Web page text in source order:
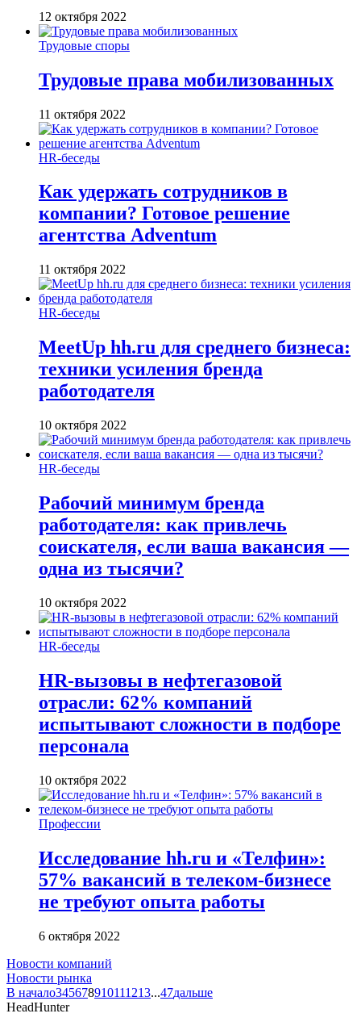
12 октября 2022
Трудовые споры
Трудовые права мобилизованных
11 октября 2022
HR-беседы
Как удержать сотрудников в
компании? Готовое решение
агентства Adventum
11 октября 2022
HR-беседы
MeetUp hh.ru для среднего бизнеса:
техники усиления бренда
работодателя
10 октября 2022
HR-беседы
Рабочий минимум бренда
работодателя: как привлечь
соискателя, если ваша вакансия —
одна из тысячи?
10 октября 2022
HR-беседы
HR-вызовы в нефтегазовой
отрасли: 62% компаний
испытывают сложности в подборе
персонала
10 октября 2022
Профессии
Исследование hh.ru и «Телфин»:
57% вакансий в телеком-бизнесе
не требуют опыта работы
6 октября 2022
Новости компаний
Новости рынка
В начало345678910111213...47дальше
HeadHunter